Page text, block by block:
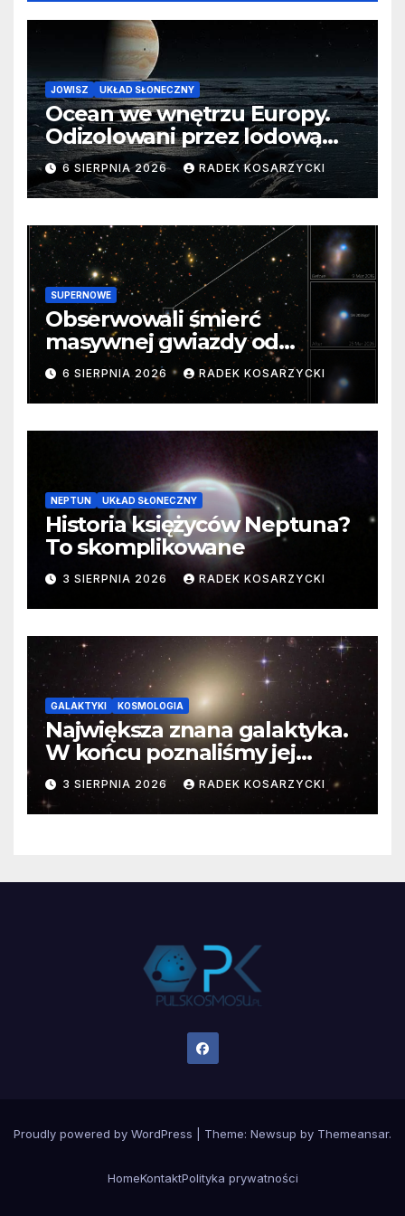
JOWISZ UKŁAD SŁONECZNY
Ocean we wnętrzu Europy.
Odizolowani przez lodową
barierę
6 SIERPNIA 2026 RADEK KOSARZYCKI
SUPERNOWE
Obserwowali śmierć
masywnej gwiazdy od
samego początku. Niezwykle
cenne dane
6 SIERPNIA 2026 RADEK KOSARZYCKI
NEPTUN UKŁAD SŁONECZNY
Historia księżyców Neptuna?
To skomplikowane
3 SIERPNIA 2026 RADEK KOSARZYCKI
GALAKTYKI KOSMOLOGIA
Największa znana galaktyka.
W końcu poznaliśmy jej
faktyczne wymiary
3 SIERPNIA 2026 RADEK KOSARZYCKI
Proudly powered by WordPress Theme: Newsup by Themeansar.
HomeKontaktPolityka prywatności